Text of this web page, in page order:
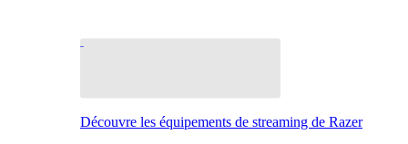
Découvre les équipements de streaming de Razer